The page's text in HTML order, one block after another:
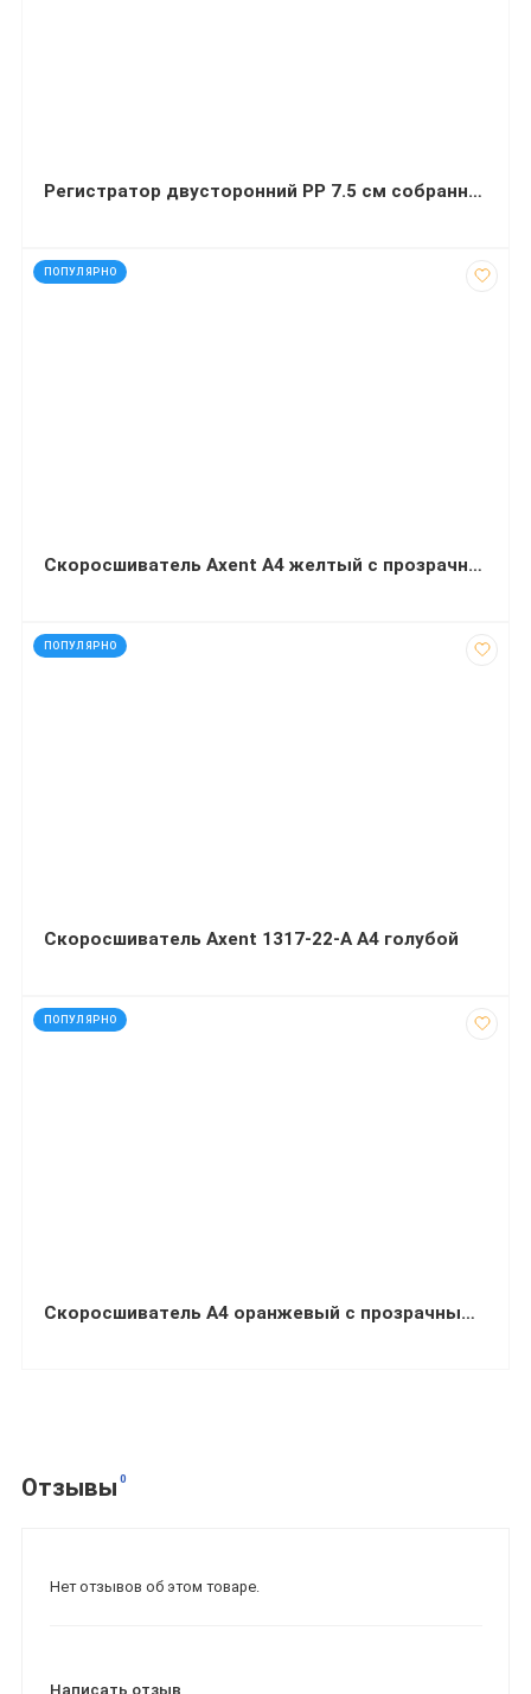
Регистратор двусторонний PP 7.5 см собранная красная
ПОПУЛЯРНО
код: 92219
Скоросшиватель Axent А4 желтый с прозрачным верхом
ПОПУЛЯРНО
код: 7481
Скоросшиватель Axent 1317-22-A А4 голубой
ПОПУЛЯРНО
код: 92218
Скоросшиватель А4 оранжевый с прозрачным верхом AXENT
Отзывы 0
Нет отзывов об этом товаре.
Написать отзыв